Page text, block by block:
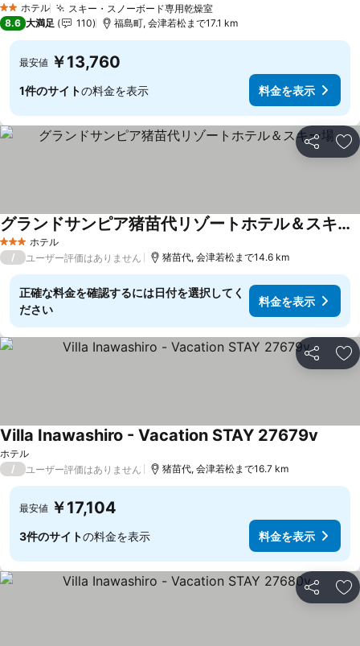
2 ホテルのランク
ホテル スキー・スノーボード専用乾燥室
8.6 大満足 110 福島町, 会津若松まで17.1 km
最安値 ￥13,760
1件のサイトの料金を表示 料金を表示
シェア お
3 ホテルのランク
ホテル
グランドサンピア猪苗代リゾートホテル＆スキー場
/ ユーザー評価はありません 猪苗代, 会津若松まで14.6 km
正確な料金を確認するには日付を選択してく
ださい
料金を表示
シェア お
ホテル
Villa Inawashiro - Vacation STAY 27679v
/ ユーザー評価はありません 猪苗代, 会津若松まで16.7 km
最安値 ￥17,104
3件のサイトの料金を表示 料金を表示
シェア お